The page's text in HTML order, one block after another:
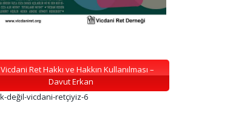
Vicdani Ret Hakkı ve Hakkın Kullanılması –
Davut Erkan